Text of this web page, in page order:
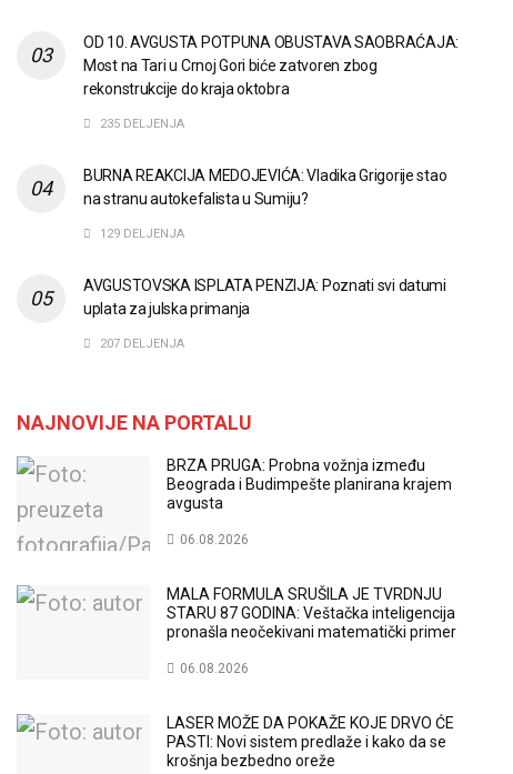
OD 10. AVGUSTA POTPUNA OBUSTAVA SAOBRAĆAJA:
Most na Tari u Crnoj Gori biće zatvoren zbog
rekonstrukcije do kraja oktobra
235 DELJENJA
BURNA REAKCIJA MEDOJEVIĆA: Vladika Grigorije stao
na stranu autokefalista u Sumiju?
129 DELJENJA
AVGUSTOVSKA ISPLATA PENZIJA: Poznati svi datumi
uplata za julska primanja
207 DELJENJA
NAJNOVIJE NA PORTALU
BRZA PRUGA: Probna vožnja između
Beograda i Budimpešte planirana krajem
avgusta
06.08.2026
MALA FORMULA SRUŠILA JE TVRDNJU
STARU 87 GODINA: Veštačka inteligencija
pronašla neočekivani matematički primer
06.08.2026
LASER MOŽE DA POKAŽE KOJE DRVO ĆE
PASTI: Novi sistem predlaže i kako da se
krošnja bezbedno oreže